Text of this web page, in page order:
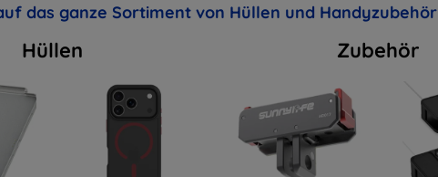
das ganze Sortiment von Hüllen und Handyzubehör
Hüllen Zubehör